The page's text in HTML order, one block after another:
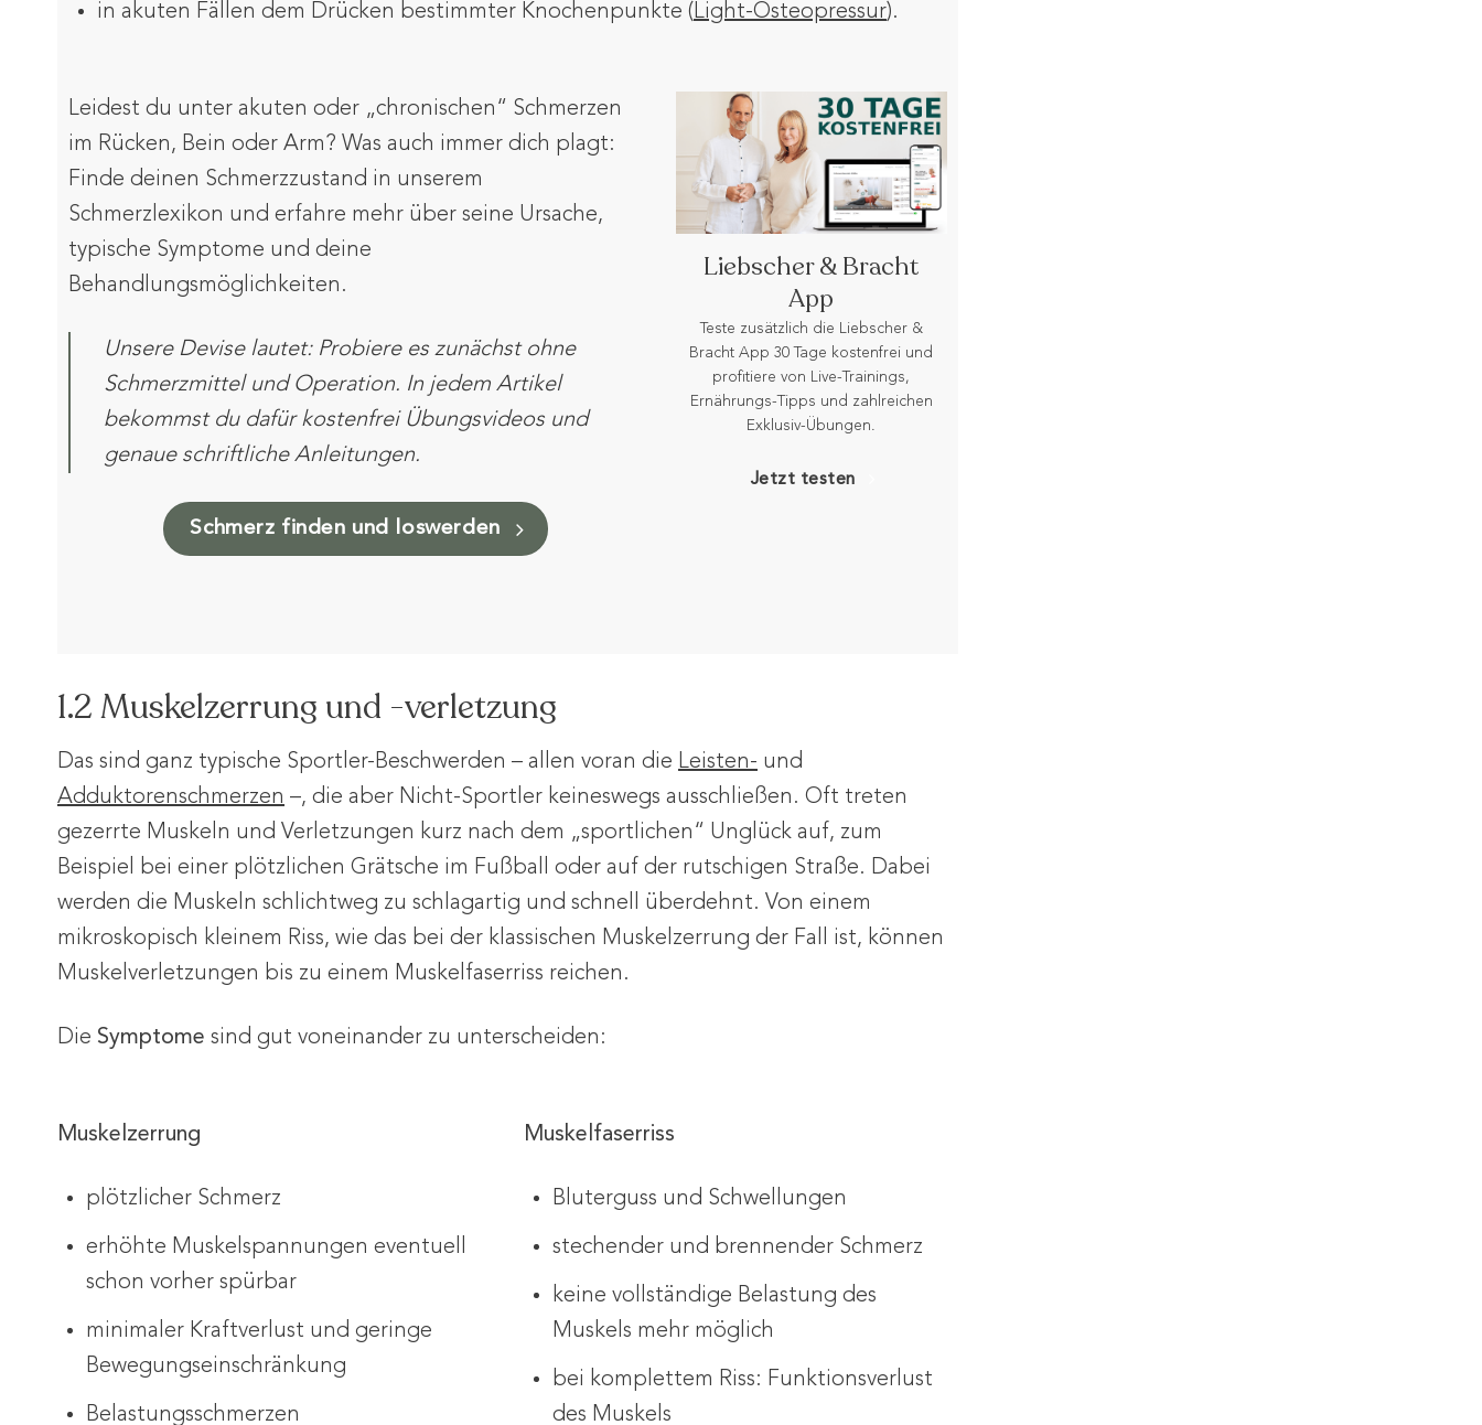
in akuten Fällen dem Drücken bestimmter Knochenpunkte (Light-Osteopressur).
Leidest du unter akuten oder „chronischen“ Schmerzen
im Rücken, Bein oder Arm? Was auch immer dich plagt:
Finde deinen Schmerzzustand in unserem
Schmerzlexikon und erfahre mehr über seine Ursache,
typische Symptome und deine
Behandlungsmöglichkeiten.
Unsere Devise lautet: Probiere es zunächst ohne
Schmerzmittel und Operation. In jedem Artikel
bekommst du dafür kostenfrei Übungsvideos und
genaue schriftliche Anleitungen.
Schmerz finden und loswerden
Liebscher & Bracht
App
Teste zusätzlich die Liebscher &
Bracht App 30 Tage kostenfrei und
profitiere von Live-Trainings,
Ernährungs-Tipps und zahlreichen
Exklusiv-Übungen.
Jetzt testen
1.2 Muskelzerrung und -verletzung
Das sind ganz typische Sportler-Beschwerden – allen voran die Leisten- und
Adduktorenschmerzen –, die aber Nicht-Sportler keineswegs ausschließen. Oft treten
gezerrte Muskeln und Verletzungen kurz nach dem „sportlichen“ Unglück auf, zum
Beispiel bei einer plötzlichen Grätsche im Fußball oder auf der rutschigen Straße. Dabei
werden die Muskeln schlichtweg zu schlagartig und schnell überdehnt. Von einem
mikroskopisch kleinem Riss, wie das bei der klassischen Muskelzerrung der Fall ist, können
Muskelverletzungen bis zu einem Muskelfaserriss reichen.
Die Symptome sind gut voneinander zu unterscheiden:
Muskelzerrung
plötzlicher Schmerz
erhöhte Muskelspannungen eventuell
schon vorher spürbar
minimaler Kraftverlust und geringe
Bewegungseinschränkung
Belastungsschmerzen
Muskelfaserriss
Bluterguss und Schwellungen
stechender und brennender Schmerz
keine vollständige Belastung des
Muskels mehr möglich
bei komplettem Riss: Funktionsverlust
des Muskels